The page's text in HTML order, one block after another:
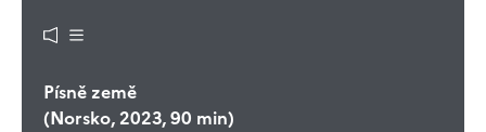
Písně země
(Norsko, 2023, 90 min)